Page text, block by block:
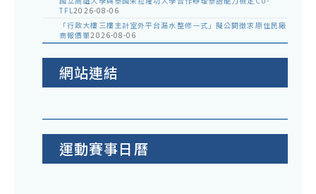
TFL2026-08-06
「行政大樓三樓主計室外平台漏水整修一式」擬公開徵求原住民廠
商報價單2026-08-06
網站連結
運動賽事日曆